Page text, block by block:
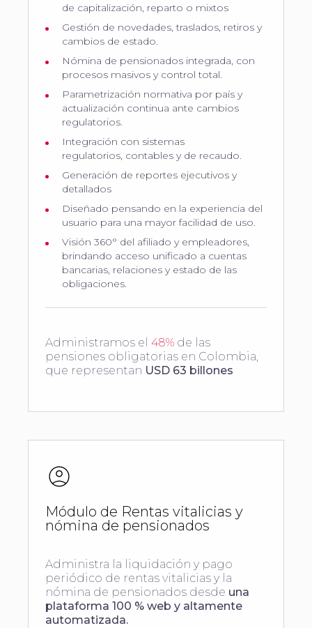
de capitalización, reparto o mixtos
Gestión de novedades, traslados, retiros y
cambios de estado.
Nómina de pensionados integrada, con
procesos masivos y control total.
Parametrización normativa por país y
actualización continua ante cambios
regulatorios.
Integración con sistemas
regulatorios, contables y de recaudo.
Generación de reportes ejecutivos y
detallados
Diseñado pensando en la experiencia del
usuario para una mayor facilidad de uso.
Visión 360° del afiliado y empleadores,
brindando acceso unificado a cuentas
bancarias, relaciones y estado de las
obligaciones.
Administramos el 48% de las
pensiones obligatorias en Colombia,
que representan USD 63 billones
Módulo de Rentas vitalicias y
nómina de pensionados
Administra la liquidación y pago
periódico de rentas vitalicias y la
nómina de pensionados desde una
plataforma 100 % web y altamente
automatizada.